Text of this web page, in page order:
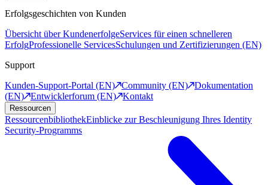
Erfolgsgeschichten von Kunden
Übersicht über KundenerfolgeServices für einen schnelleren
ErfolgProfessionelle ServicesSchulungen und Zertifizierungen (EN)
Support
Kunden-Support-Portal (EN)
Community (EN)
Dokumentation
(EN)
Entwicklerforum (EN) Kontakt
Ressourcen
RessourcenbibliothekEinblicke zur Beschleunigung Ihres Identity
Security-Programms